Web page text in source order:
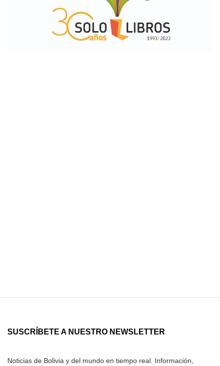
SUSCRÍBETE A NUESTRO NEWSLETTER
Noticias de Bolivia y del mundo en tiempo real. Información,